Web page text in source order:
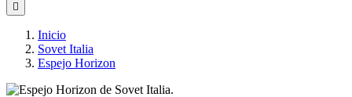

Inicio
Sovet Italia
Espejo Horizon